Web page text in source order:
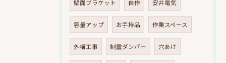
壁面ブラケット 自作 安井電気
容量アップ お手持品 作業スペース
外構工事 制震ダンパー 穴あけ